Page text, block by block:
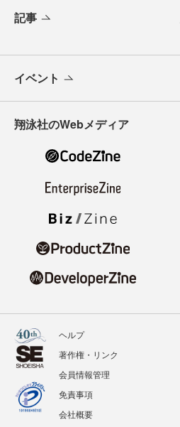
記事
イベント
翔泳社のWebメディア
ヘルプ
著作権・リンク
会員情報管理
免責事項
会社概要